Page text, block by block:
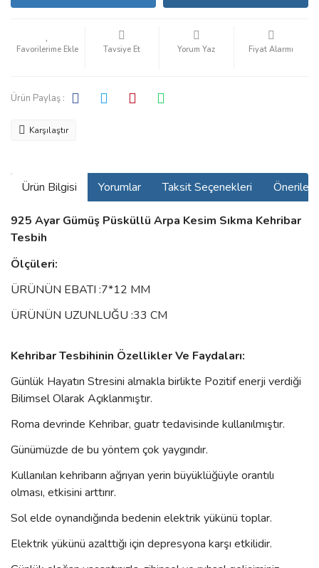
Tavsiye Et Yorum Yaz Fiyat Alarmı
Ürün Paylaş :
Karşılaştır
Ürün Bilgisi Yorumlar Taksit Seçenekleri
925 Ayar Gümüş Püsküllü Arpa Kesim Sıkma Kehribar
Tesbih
Ölçüleri:
ÜRÜNÜN EBATI :7*12 MM
ÜRÜNÜN UZUNLUĞU :33 CM
Kehribar Tesbihinin Özellikler Ve Faydaları:
Günlük Hayatın Stresini almakla birlikte Pozitif enerji verdiği
Bilimsel Olarak Açıklanmıştır.
Roma devrinde Kehribar, guatr tedavisinde kullanılmıştır.
Günümüzde de bu yöntem çok yaygındır.
Kullanılan kehribarın ağrıyan yerin büyüklüğüyle orantılı
olması, etkisini arttırır.
Sol elde oynandığında bedenin elektrik yükünü toplar.
Elektrik yükünü azalttığı için depresyona karşı etkilidir.